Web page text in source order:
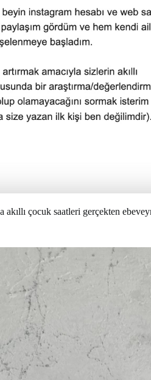
akıllı çocuk saatleri gerçekten